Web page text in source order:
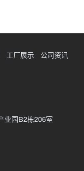
工厂展示
公司资讯
业园B2栋206室